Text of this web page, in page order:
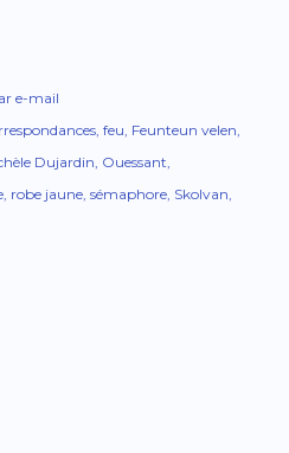
e-mail
feu Feunteun velen
Dujardin Ouessant
robe jaune sémaphore Skolvan